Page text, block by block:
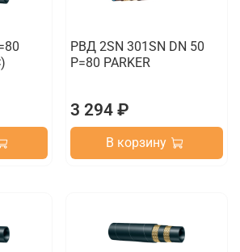
РВД 2SN 301SN DN 50
P=80 PARKER
3 294 ₽
В корзину